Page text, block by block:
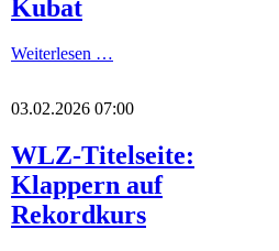
Kubat
Weiterlesen …
03.02.2026 07:00
WLZ-Titelseite:
Klappern auf
Rekordkurs